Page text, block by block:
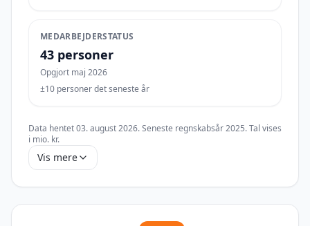
MEDARBEJDERSTATUS
43 personer
Opgjort maj 2026
±10 personer det seneste år
Data hentet03. august 2026. Seneste regnskabsår2025. Tal vises
i mio. kr.
Vis mere